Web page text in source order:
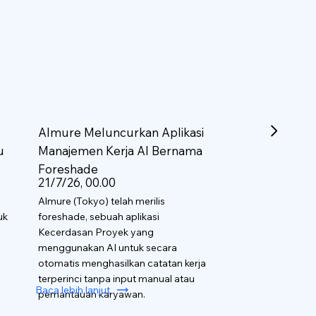
Almure Meluncurkan Aplikasi
Manajemen Kerja AI Bernama
Foreshade
21/7/26, 00.00
Almure (Tokyo) telah merilis
foreshade, sebuah aplikasi
Kecerdasan Proyek yang
menggunakan AI untuk secara
otomatis menghasilkan catatan kerja
terperinci tanpa input manual atau
pemantauan karyawan.
Baca lebih lanjut